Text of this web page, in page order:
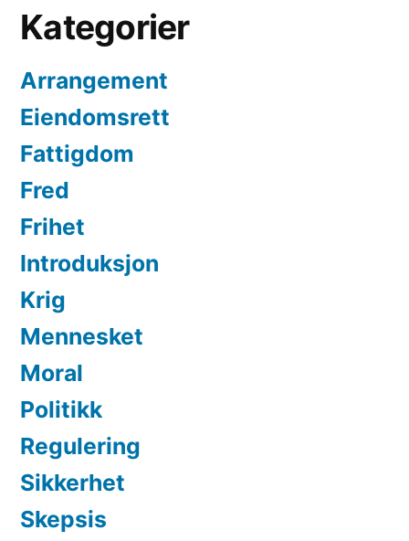
Kategorier
Arrangement
Eiendomsrett
Fattigdom
Fred
Frihet
Introduksjon
Krig
Mennesket
Moral
Politikk
Regulering
Sikkerhet
Skepsis